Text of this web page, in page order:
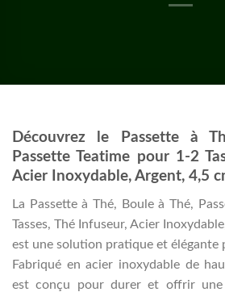
Découvrez le Passette à
Passette Teatime pour 1-2
Acier Inoxydable, Argent, 4,5
La Passette à Thé, Boule à Thé,
Tasses, Thé Infuseur, Acier
est une solution pratique et élégante
Fabriqué en acier inoxydable de
est conçu pour durer et offrir une